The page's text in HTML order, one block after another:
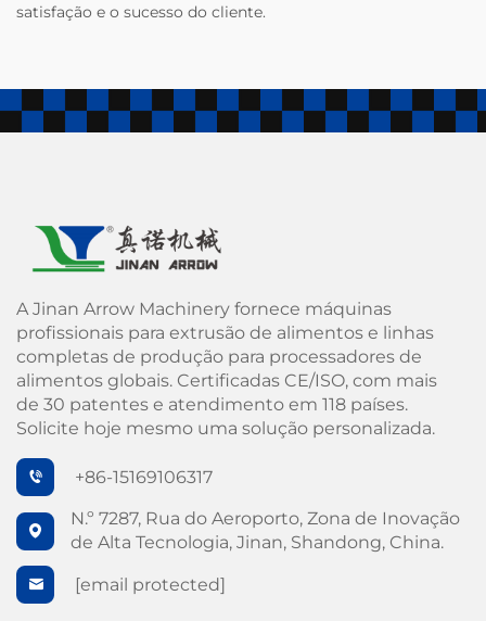
satisfação e o sucesso do cliente.
A Jinan Arrow Machinery fornece máquinas
profissionais para extrusão de alimentos e linhas
completas de produção para processadores de
alimentos globais. Certificadas CE/ISO, com mais
de 30 patentes e atendimento em 118 países.
Solicite hoje mesmo uma solução personalizada.
+86-15169106317
N.º 7287, Rua do Aeroporto, Zona de Inovação
de Alta Tecnologia, Jinan, Shandong, China.
[email protected]